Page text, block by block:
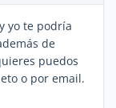
yo te podría
de
puedos
o por email.